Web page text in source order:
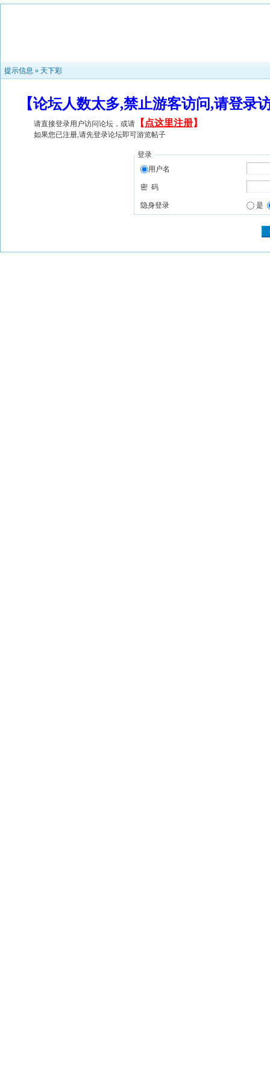
提示信息 » 天下彩
【论坛人数太多,禁止游客访问,请登
请直接登录用户访问论坛，或请 【 点这里注册】
如果您已注册,请先登录论坛即可游览帖子
登录
用户名
密 码
隐身登录 是